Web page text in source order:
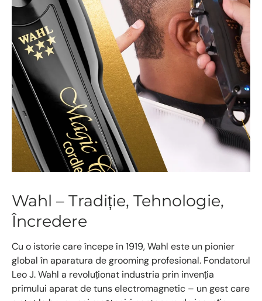
Wahl – Tradiție, Tehnologie,
Încredere
Cu o istorie care începe în 1919, Wahl este un pionier
global în aparatura de grooming profesional. Fondatorul
Leo J. Wahl a revoluționat industria prin invenția
primului aparat de tuns electromagnetic – un gest care